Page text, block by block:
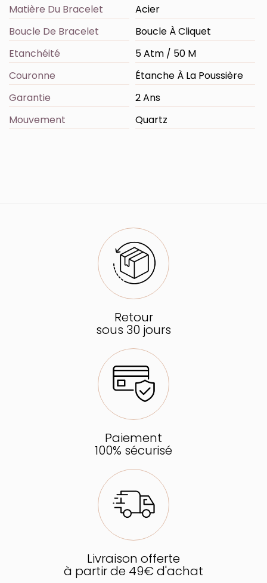
Matière Du Bracelet
Acier
Boucle De Bracelet
Boucle À Cliquet
Etanchéité
5 Atm / 50 M
Couronne
Étanche À La Poussière
Garantie
2 Ans
Mouvement
Quartz
Retour
sous 30 jours
Paiement
100% sécurisé
Livraison offerte
à partir de 49€ d'achat